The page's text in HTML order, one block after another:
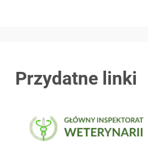
Przydatne linki